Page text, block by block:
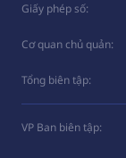
Giấy phép số:
Cơ quan chủ quản:
Tổng biên tập:
VP Ban biên tập: